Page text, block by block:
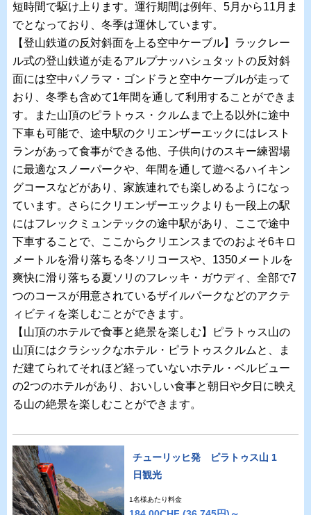
短時間で駆け上ります。運行期間は例年、5月から11月ま
でとなっており、冬季は運休しています。
【登山鉄道の反対斜面を上る空中ケーブル】ラックレー
ル式の登山鉄道が走るアルプナッハシュタットの反対斜
面には空中パノラマ・ゴンドラと空中ケーブルが走って
おり、冬季も含めて1年間を通して利用することができま
す。また山頂のピラトゥス・クルムまで上る以外に途中
下車も可能で、途中駅のクリエンザーエックにはレスト
ランがあって食事ができる他、子供向けのスキー練習場
に最適なスノーパークや、年間を通して遊べるハイキン
グコースなどがあり、家族連れでも楽しめるようになっ
ています。さらにクリエンザーエックよりも一段上の駅
にはフレックミュンテックの途中駅があり、ここで途中
下車することで、ここからクリエンスまでのおよそ6キロ
メートルを滑り落ちる冬ソリコースや、1350メートルを
爽快に滑り落ちる夏ソリのフレッキ・ガウディ、全部で7
つのコースが用意されているザイルパークなどのアクテ
ィビティを楽しむことができます。
【山頂のホテルで食事と絶景を楽しむ】ピラトゥス山の
山頂にはクラシックなホテル・ピラトゥスクルムと、ま
だ建てられてそれほど経っていないホテル・ベルビュー
の2つのホテルがあり、おいしい食事と朝日や夕日に映え
る山の絶景を楽しむことができます。
チューリッヒ発 ピラトゥス山 1
日観光
1名様あたり料金